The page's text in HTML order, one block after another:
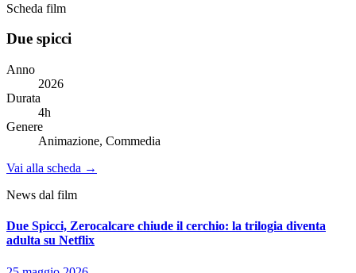
Scheda film
Due spicci
Anno
2026
Durata
4h
Genere
Animazione, Commedia
Vai alla scheda →
News dal film
Due Spicci, Zerocalcare chiude il cerchio: la trilogia diventa
adulta su Netflix